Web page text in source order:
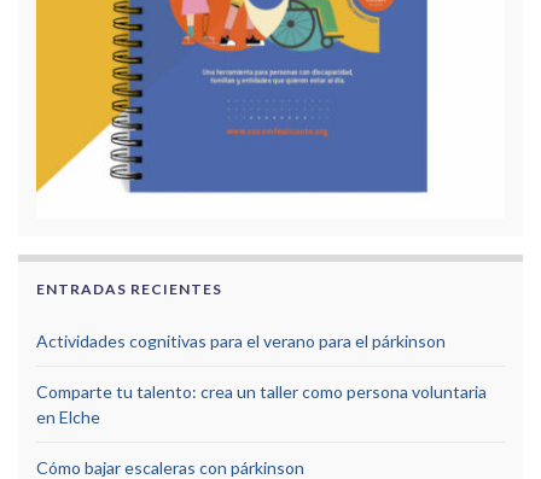
ENTRADAS RECIENTES
Actividades cognitivas para el verano para el párkinson
Comparte tu talento: crea un taller como persona voluntaria
en Elche
Cómo bajar escaleras con párkinson